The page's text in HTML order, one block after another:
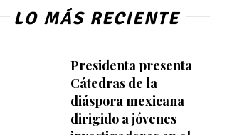
LO MÁS RECIENTE
Presidenta presenta
Cátedras de la
diáspora mexicana
dirigido a jóvenes